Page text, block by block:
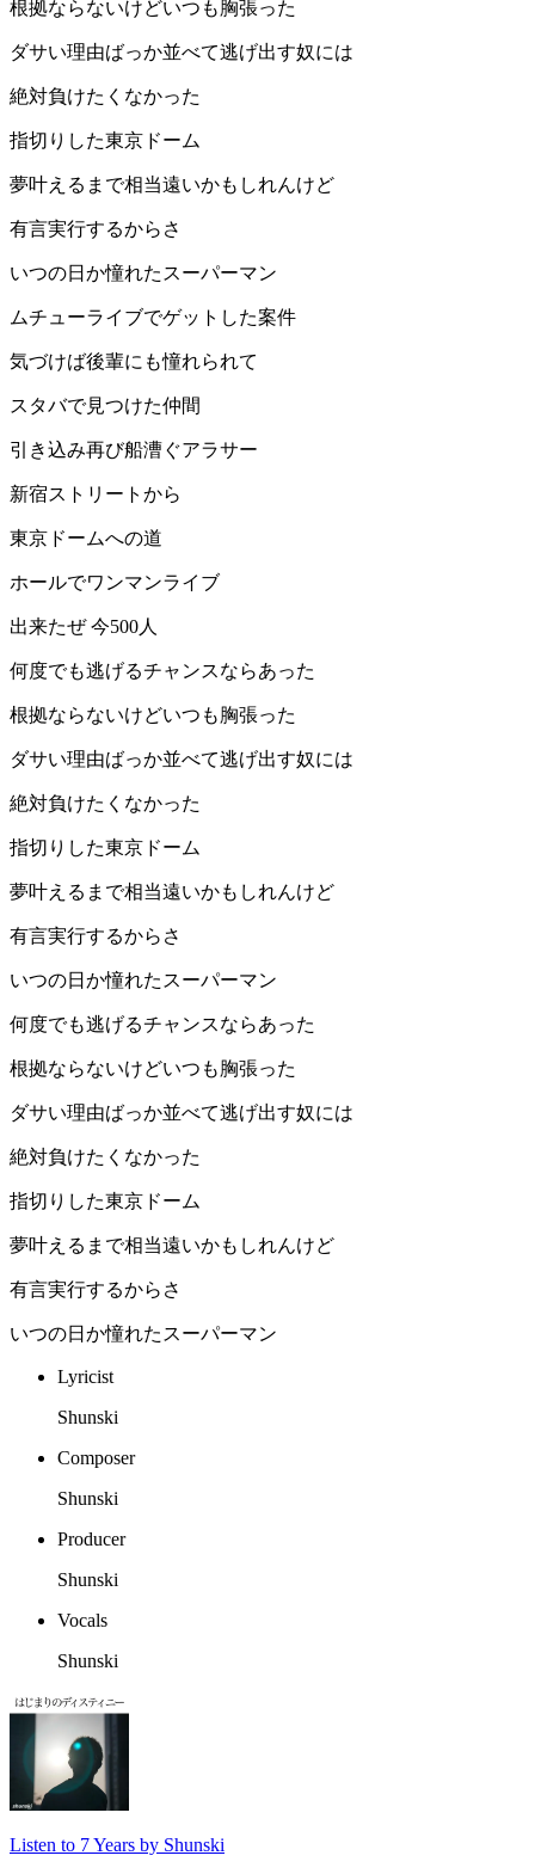
根拠ならないけどいつも胸張った
ダサい理由ばっか並べて逃げ出す奴には
絶対負けたくなかった
指切りした東京ドーム
夢叶えるまで相当遠いかもしれんけど
有言実行するからさ
いつの日か憧れたスーパーマン
ムチューライブでゲットした案件
気づけば後輩にも憧れられて
スタバで見つけた仲間
引き込み再び船漕ぐアラサー
新宿ストリートから
東京ドームへの道
ホールでワンマンライブ
出来たぜ 今500人
何度でも逃げるチャンスならあった
根拠ならないけどいつも胸張った
ダサい理由ばっか並べて逃げ出す奴には
絶対負けたくなかった
指切りした東京ドーム
夢叶えるまで相当遠いかもしれんけど
有言実行するからさ
いつの日か憧れたスーパーマン
何度でも逃げるチャンスならあった
根拠ならないけどいつも胸張った
ダサい理由ばっか並べて逃げ出す奴には
絶対負けたくなかった
指切りした東京ドーム
夢叶えるまで相当遠いかもしれんけど
有言実行するからさ
いつの日か憧れたスーパーマン
Lyricist
Shunski
Composer
Shunski
Producer
Shunski
Vocals
Shunski
Listen to 7 Years by Shunski